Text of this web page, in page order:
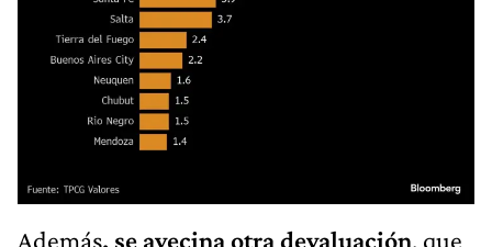
Además, se avecina otra devaluación, que